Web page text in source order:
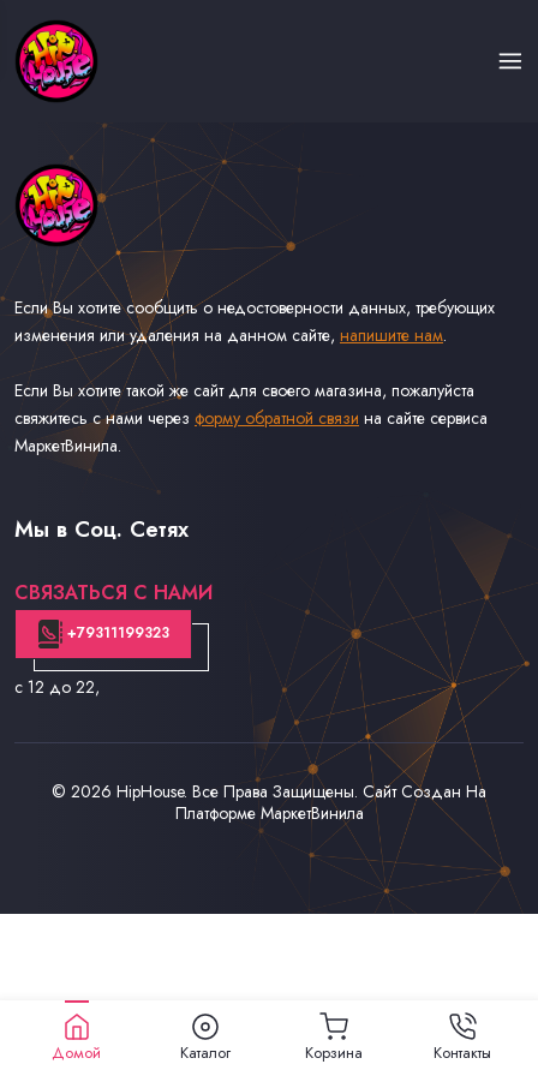
Если Вы хотите сообщить о недостоверности данных, требующих
изменения или удаления на данном сайте, напишите нам.
Если Вы хотите такой же сайт для своего магазина, пожалуйста
свяжитесь с нами через форму обратной связи на сайте сервиса
МаркетВинила.
Каталог Музыки на Виниле В Наличии
Доставка и Оплата
Мы в Соц. Сетях
СВЯЗАТЬСЯ С НАМИ
+79311199323
с 12 до 22,
© 2026 HipHouse. Все Права Защищены. Сайт Создан На
Платформе МаркетВинила
Домой Каталог Корзина Контакты